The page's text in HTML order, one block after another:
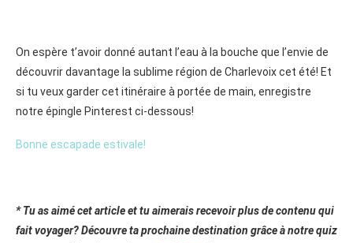
On espère t’avoir donné autant l’eau à la bouche que l’envie de
découvrir davantage la sublime région de Charlevoix cet été! Et
si tu veux garder cet itinéraire à portée de main, enregistre
notre épingle Pinterest ci-dessous!
Bonne escapade estivale!
* Tu as aimé cet article et tu aimerais recevoir plus de contenu qui
fait voyager? Découvre ta prochaine destination grâce à notre quiz